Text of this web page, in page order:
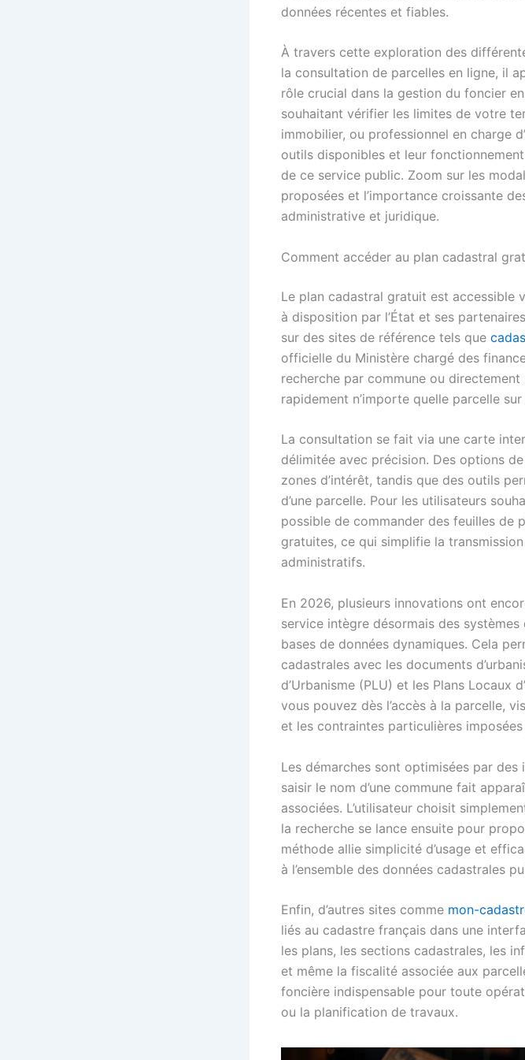
données récentes et fiables.
À travers cette exploration des
la consultation de parcelles en ligne, il
rôle crucial dans la gestion du foncier
souhaitant vérifier les limites de votre
immobilier, ou professionnel en charge
outils disponibles et leur
de ce service public. Zoom sur les
proposées et l’importance croissante
administrative et juridique.
Comment accéder au plan cadastral
Le plan cadastral gratuit est accessible
à disposition par l’État et ses
sur des sites de référence tels que
officielle du Ministère chargé des
recherche par commune ou
rapidement n’importe quelle parcelle
La consultation se fait via une carte
délimitée avec précision. Des options
zones d’intérêt, tandis que des outils
d’une parcelle. Pour les utilisateurs
possible de commander des feuilles de
gratuites, ce qui simplifie la
administratifs.
En 2026, plusieurs innovations ont
service intègre désormais des
bases de données dynamiques. Cela
cadastrales avec les documents
d’Urbanisme (PLU) et les Plans Locaux
vous pouvez dès l’accès à la parcelle,
et les contraintes particulières
Les démarches sont optimisées par
saisir le nom d’une commune fait
associées. L’utilisateur choisit
la recherche se lance ensuite pour
méthode allie simplicité d’usage et
à l’ensemble des données cadastrales
Enfin, d’autres sites comme mon-
liés au cadastre français dans une
les plans, les sections cadastrales, les
et même la fiscalité associée aux
foncière indispensable pour toute
ou la planification de travaux.